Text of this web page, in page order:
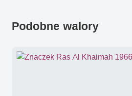
Podobne walory